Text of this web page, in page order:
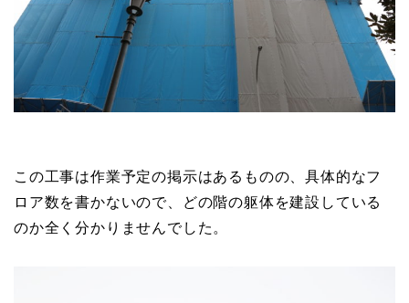
この工事は作業予定の掲示はあるものの、具体的なフ
ロア数を書かないので、どの階の躯体を建設している
のか全く分かりませんでした。